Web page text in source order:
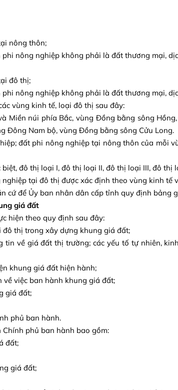
nông thôn;
nông nghiệp không phải là đất thương mại,
đô thị;
nông nghiệp không phải là đất thương mại,
vùng kinh tế, loại đô thị sau đây:
Miền núi phía Bắc, vùng Đồng bằng sông
Đông Nam bộ, vùng Đồng bằng sông Cửu Long.
đất phi nông nghiệp tại nông thôn của mỗi
đô thị loại I, đô thị loại II, đô thị loại III, đô thị
tại đô thị được xác định theo vùng kinh tế
cứ để Ủy ban nhân dân cấp tỉnh quy định bảng
giá đất
hiện theo quy định sau đây:
thị trong xây dựng khung giá đất;
tin về giá đất thị trường; các yếu tố tự nhiên,
khung giá đất hiện hành;
việc ban hành khung giá đất;
giá đất;
phủ ban hành.
phủ ban hành bao gồm:
đất;
giá đất;